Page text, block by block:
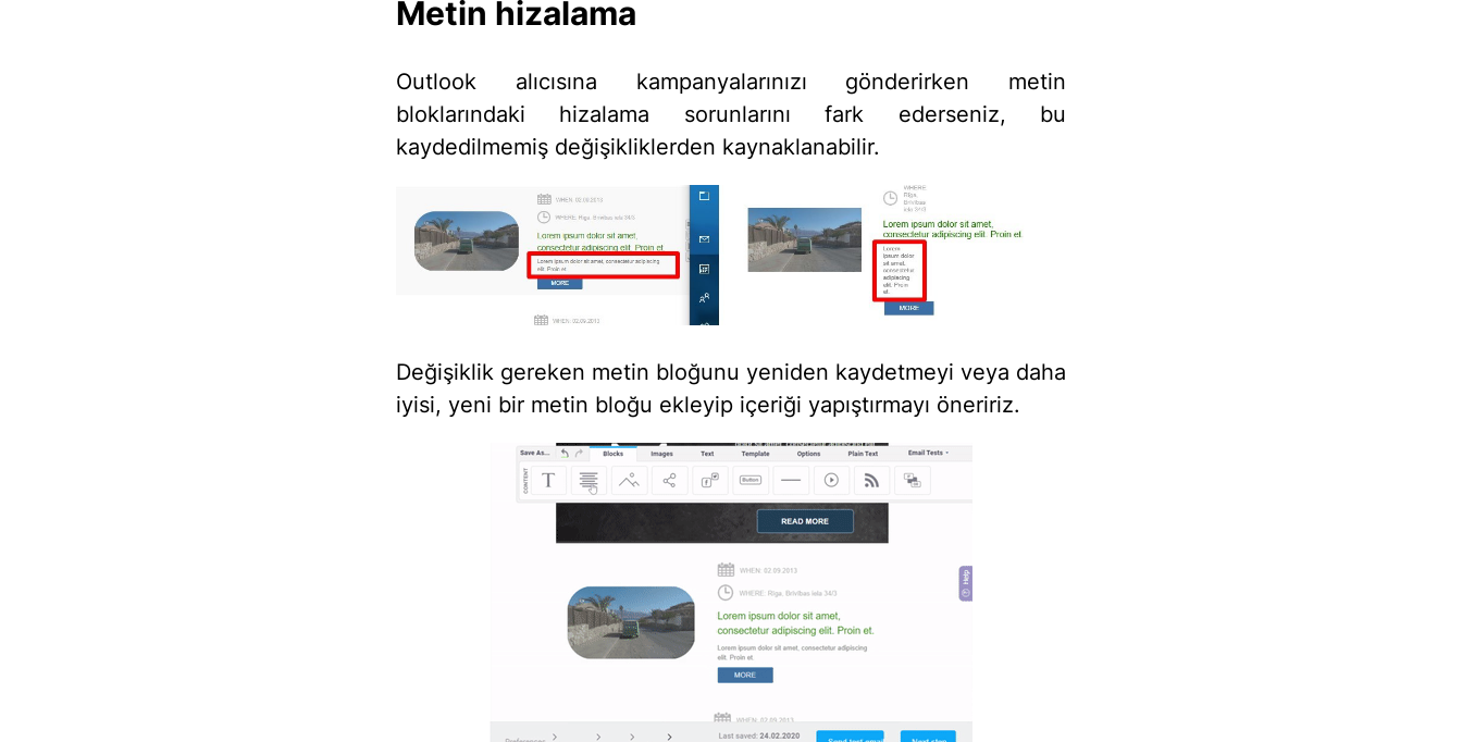
Metin hizalama
Outlook alıcısına kampanyalarınızı gönderirken metin
bloklarındaki hizalama sorunlarını fark ederseniz, bu
kaydedilmemiş değişikliklerden kaynaklanabilir.
Değişiklik gereken metin bloğunu yeniden kaydetmeyi veya daha
iyisi, yeni bir metin bloğu ekleyip içeriği yapıştırmayı öneririz.